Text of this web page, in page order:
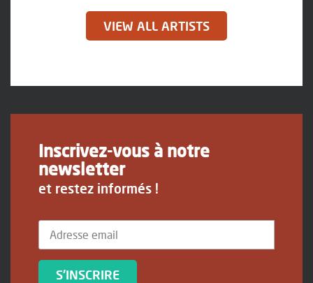
VIEW ALL ARTISTS
Inscrivez-vous à notre
newsletter
et restez informés !
S'INSCRIRE